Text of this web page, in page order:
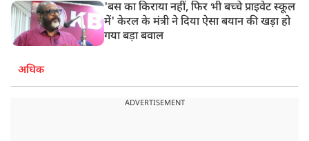
'बस का किराया नहीं, फिर भी बच्चे प्राइवेट स्कूल
में' केरल के मंत्री ने दिया ऐसा बयान की खड़ा हो
गया बड़ा बवाल
अधिक
ADVERTISEMENT